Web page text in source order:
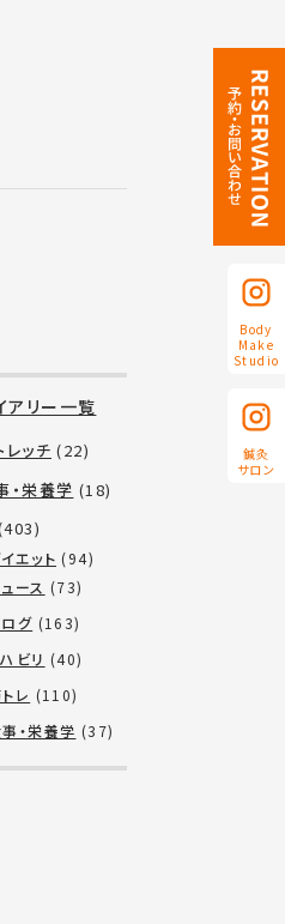
Body
Make
Studio
鍼灸
サロン
アリー一覧
ッチ (22)
栄養学 (18)
エット (94)
ース (73)
グ (163)
ビリ (40)
レ (110)
・栄養学 (37)